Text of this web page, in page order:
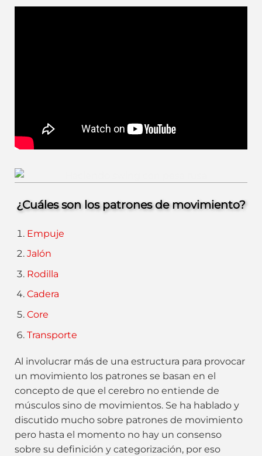
¿Cuáles son los patrones de movimiento?
Empuje
Jalón
Rodilla
Cadera
Core
Transporte
Al involucrar más de una estructura para provocar
un movimiento los patrones se basan en el
concepto de que el cerebro no entiende de
músculos sino de movimientos. Se ha hablado y
discutido mucho sobre patrones de movimiento
pero hasta el momento no hay un consenso
sobre su definición y categorización, por eso